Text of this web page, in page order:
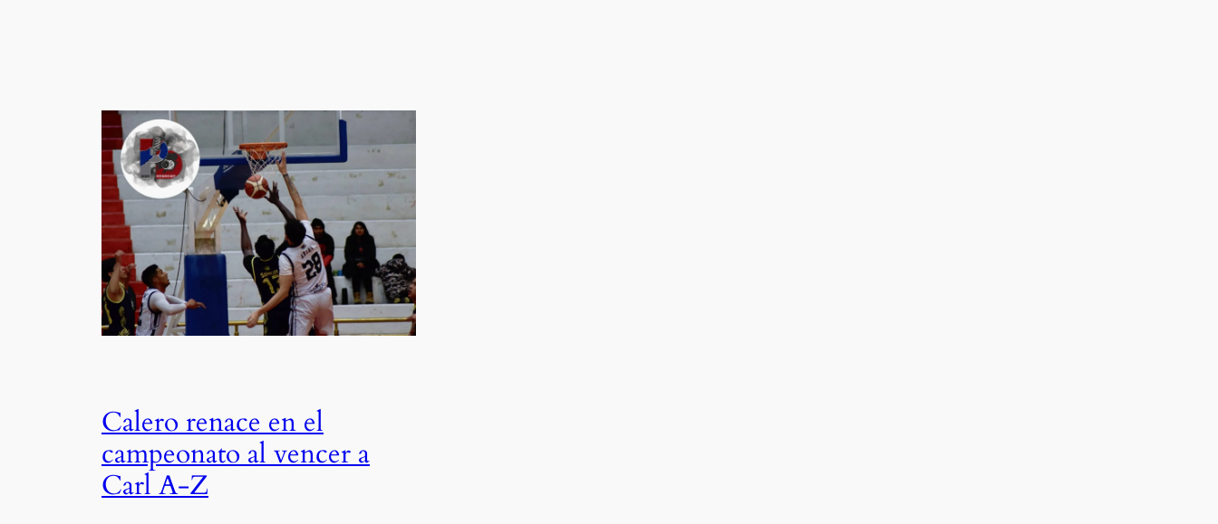
Calero renace en el
campeonato al vencer a
Carl A-Z